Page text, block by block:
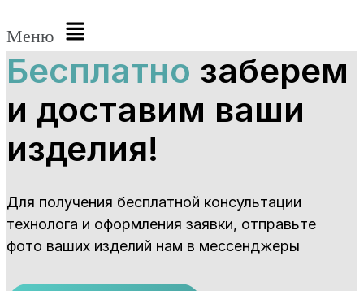
Меню
Бесплатно заберем
и доставим ваши
изделия!
Для получения бесплатной консультации
технолога и оформления заявки, отправьте
фото ваших изделий нам в мессенджеры